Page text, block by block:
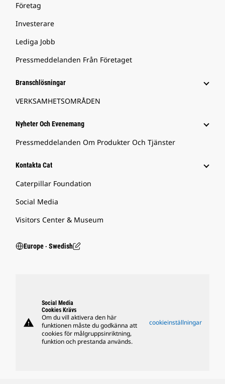
Företag
Investerare
Lediga Jobb
Pressmeddelanden Från Företaget
Branschlösningar
VERKSAMHETSOMRÅDEN
Nyheter Och Evenemang
Pressmeddelanden Om Produkter Och Tjänster
Kontakta Cat
Caterpillar Foundation
Social Media
Visitors Center & Museum
Europe ‧ Swedish
warning
Social Media
Cookies Krävs
Om du vill aktivera den här
funktionen måste du godkänna att
cookies för målgruppsinriktning,
funktion och prestanda används.
cookieinställningar